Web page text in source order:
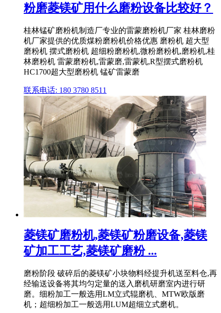
粉磨菱镁矿用什么磨粉设备比较好？
桂林锰矿磨粉机制造厂专业的雷蒙磨粉机厂家 桂林磨粉
机厂家提供的优质煤粉磨粉机价格优惠 磨粉机 超大型
磨粉机 摆式磨粉机 超细粉磨粉机,微粉磨粉机,磨粉机,桂
林磨粉机 雷蒙磨粉机,雷蒙磨,雷蒙机,R型摆式磨粉机
HC1700超大型磨粉机 锰矿雷蒙磨
联系电话: 180 3780 8511
菱镁矿磨粉机,菱镁矿粉磨设备,菱镁
矿加工工艺,菱镁矿磨粉 ...
磨粉阶段 破碎后的菱镁矿小块物料经提升机送至料仓,再
经输送设备将其均匀定量的送入磨机研磨室内进行研
磨。细粉加工一般选用LM立式辊磨机、MTW欧版磨
机；超细粉加工一般选用LUM超细立式磨机。